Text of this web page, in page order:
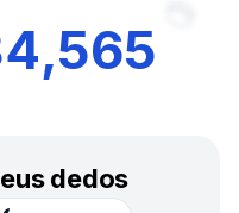
4,565
dedos